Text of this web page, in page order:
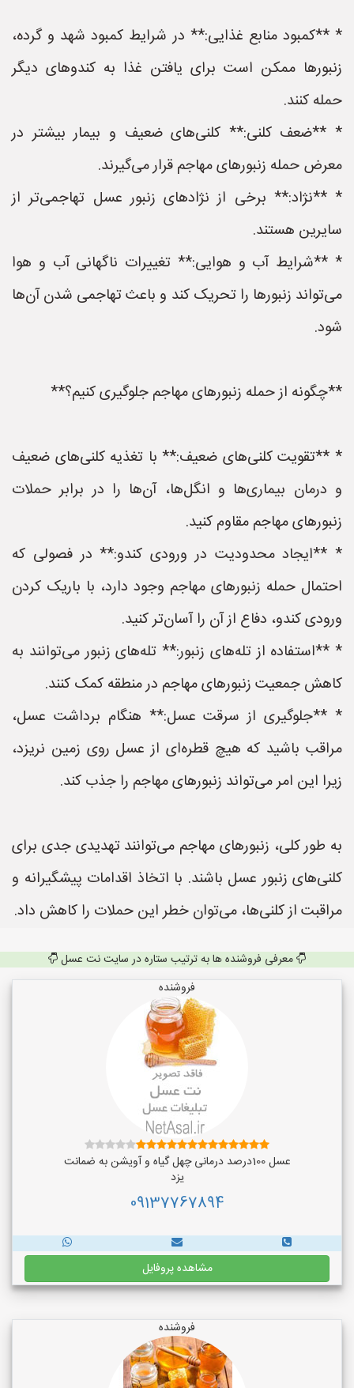
* **کمبود منابع غذایی:** در شرایط کمبود شهد و گرده،
زنبورها ممکن است برای یافتن غذا به کندوهای دیگر
حمله کنند.
* **ضعف کلنی:** کلنی‌های ضعیف و بیمار بیشتر در
معرض حمله زنبورهای مهاجم قرار می‌گیرند.
* **نژاد:** برخی از نژادهای زنبور عسل تهاجمی‌تر از
سایرین هستند.
* **شرایط آب و هوایی:** تغییرات ناگهانی آب و هوا
می‌تواند زنبورها را تحریک کند و باعث تهاجمی شدن آن‌ها
شود.
**چگونه از حمله زنبورهای مهاجم جلوگیری کنیم؟**
* **تقویت کلنی‌های ضعیف:** با تغذیه کلنی‌های ضعیف
و درمان بیماری‌ها و انگل‌ها، آن‌ها را در برابر حملات
زنبورهای مهاجم مقاوم کنید.
* **ایجاد محدودیت در ورودی کندو:** در فصولی که
احتمال حمله زنبورهای مهاجم وجود دارد، با باریک کردن
ورودی کندو، دفاع از آن را آسان‌تر کنید.
* **استفاده از تله‌های زنبور:** تله‌های زنبور می‌توانند به
کاهش جمعیت زنبورهای مهاجم در منطقه کمک کنند.
* **جلوگیری از سرقت عسل:** هنگام برداشت عسل،
مراقب باشید که هیچ قطره‌ای از عسل روی زمین نریزد،
زیرا این امر می‌تواند زنبورهای مهاجم را جذب کند.
به طور کلی، زنبورهای مهاجم می‌توانند تهدیدی جدی برای
کلنی‌های زنبور عسل باشند. با اتخاذ اقدامات پیشگیرانه و
مراقبت از کلنی‌ها، می‌توان خطر این حملات را کاهش داد.
معرفی فروشنده ها به ترتیب ستاره در سایت نت عسل
فروشنده
عسل 100درصد درمانی چهل گیاه و آویشن به ضمانت
یزد
09137767894
مشاهده پروفایل
فروشنده